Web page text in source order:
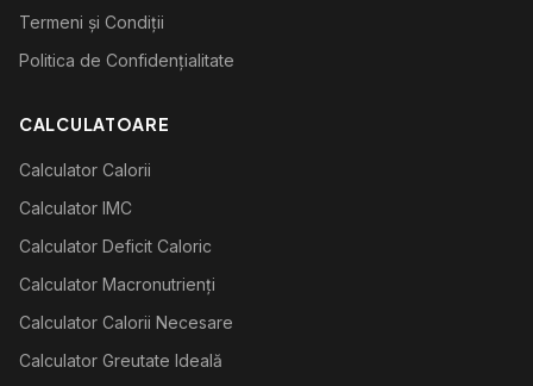
Termeni și Condiții
Politica de Confidențialitate
CALCULATOARE
Calculator Calorii
Calculator IMC
Calculator Deficit Caloric
Calculator Macronutrienți
Calculator Calorii Necesare
Calculator Greutate Ideală